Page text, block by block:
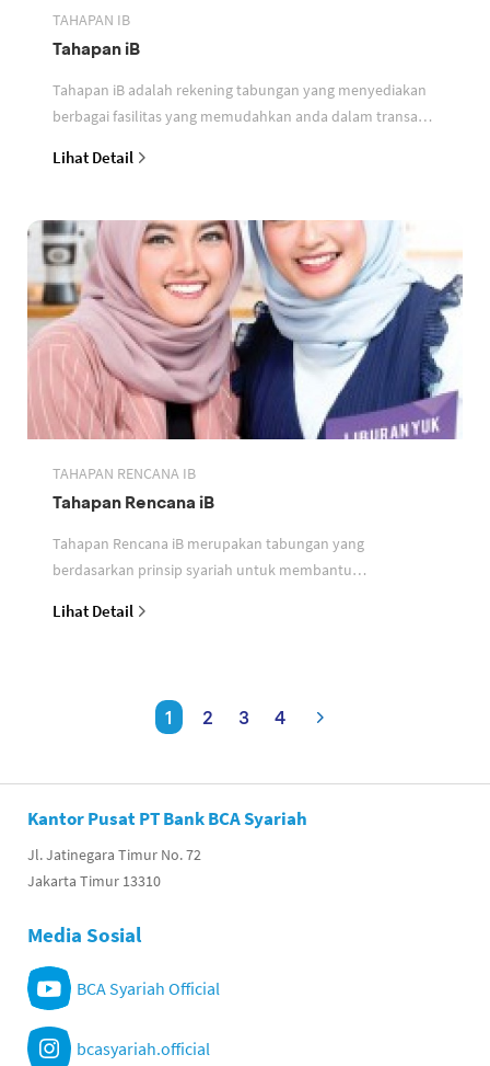
TAHAPAN IB
Tahapan iB
Tahapan iB adalah rekening tabungan yang menyediakan
berbagai fasilitas yang memudahkan anda dalam transaksi
Lihat Detail
TAHAPAN RENCANA IB
Tahapan Rencana iB
Tahapan Rencana iB merupakan tabungan yang
berdasarkan prinsip syariah untuk membantu
Lihat Detail
1 2 3 4
Kantor Pusat PT Bank BCA Syariah
Jl. Jatinegara Timur No. 72
Jakarta Timur 13310
Media Sosial
BCA Syariah Official
bcasyariah.official